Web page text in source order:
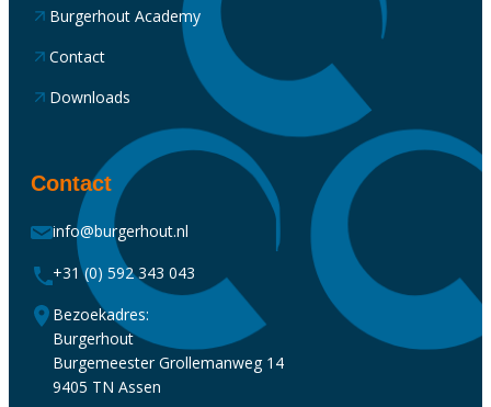
Burgerhout Academy
Contact
Downloads
Contact
info@burgerhout.nl
+31 (0) 592 343 043
Bezoekadres:
Burgerhout
Burgemeester Grollemanweg 14
9405 TN Assen